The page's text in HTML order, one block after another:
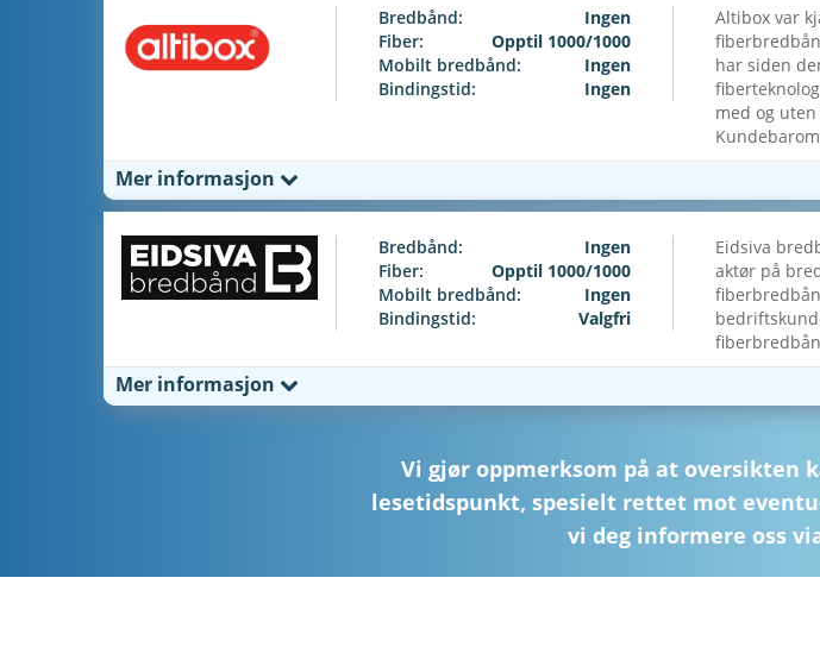
Bredbånd:
Ingen
Fiber:
Opptil 1000/1000
Mobilt bredbånd:
Ingen
Bindingstid:
Ingen
Altibox var
har siden
med og uten
Mer informasjon
Bredbånd:
Ingen
Fiber:
Opptil 1000/1000
Mobilt bredbånd:
Ingen
Bindingstid:
Valgfri
Eidsiva
aktør på
Mer informasjon
Vi gjør oppmerksom på at oversikten
lesetidspunkt, spesielt rettet mot
vi deg informere oss